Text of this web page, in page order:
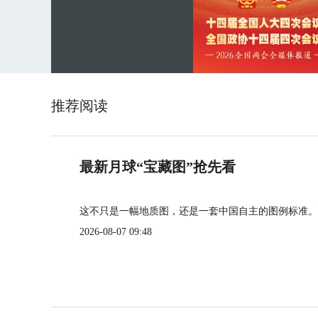
推荐阅读
最新月球“宝藏图”抢先看
这不只是一幅地质图，还是一套中国自主的图例标准。
2026-08-07 09:48